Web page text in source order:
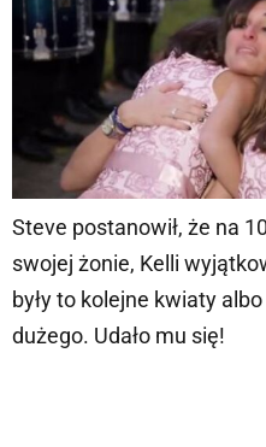
Steve postanowił, że na
swojej żonie, Kelli
były to kolejne kwiaty
dużego. Udało mu się!